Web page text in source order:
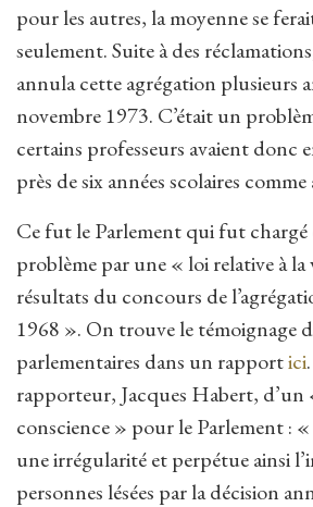
pour les autres, la moyenne se
seulement. Suite à des
annula cette agrégation plusieurs
novembre 1973. C’était un
certains professeurs avaient donc
près de six années scolaires comme
Ce fut le Parlement qui fut chargé
problème par une « loi relative à la
résultats du concours de
1968 ». On trouve le témoignage
parlementaires dans un rapportici
rapporteur, Jacques Habert, d’un
conscience » pour le Parlement :
une irrégularité et perpétue ainsi
personnes lésées par la décision